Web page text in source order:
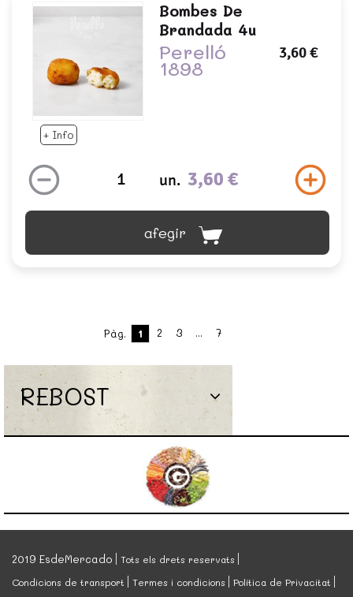
+ Info
Bombes De
Brandada 4u
Perelló
1898
3,60 €
un. 3,60 €
afegir
Pàg. 1 2 3 ... 7
REBOST
2019 EsdeMercado
Tots els drets reservats
Condicions de transport
Termes i condicions
Política de Privacitat